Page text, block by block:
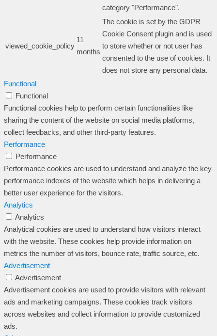
category "Performance".
viewed_cookie_policy
11
months
The cookie is set by the GDPR
Cookie Consent plugin and is used
to store whether or not user has
consented to the use of cookies. It
does not store any personal data.
Functional
Functional
Functional cookies help to perform certain functionalities like
sharing the content of the website on social media platforms,
collect feedbacks, and other third-party features.
Performance
Performance
Performance cookies are used to understand and analyze the key
performance indexes of the website which helps in delivering a
better user experience for the visitors.
Analytics
Analytics
Analytical cookies are used to understand how visitors interact
with the website. These cookies help provide information on
metrics the number of visitors, bounce rate, traffic source, etc.
Advertisement
Advertisement
Advertisement cookies are used to provide visitors with relevant
ads and marketing campaigns. These cookies track visitors
across websites and collect information to provide customized
ads.